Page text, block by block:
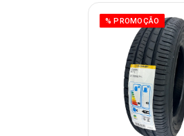
% PROMOÇÃO